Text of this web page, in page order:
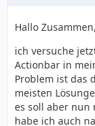
Hallo Zusammen,
ich versuche
Actionbar in
Problem ist das
meisten
es soll aber nun
habe ich auch